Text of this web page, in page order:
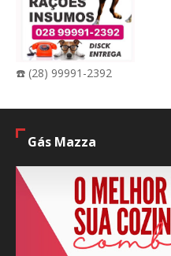
☎️ (28) 99991-2392
Gás Mazza